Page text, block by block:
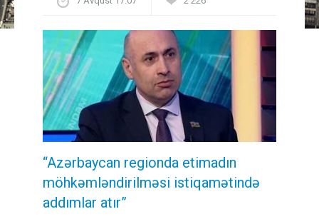
“Azərbaycan regionda etimadın
möhkəmləndirilməsi istiqamətində
addımlar atır”